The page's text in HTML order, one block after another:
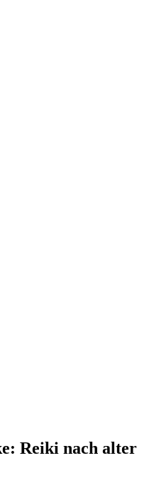
Reiki nach alter